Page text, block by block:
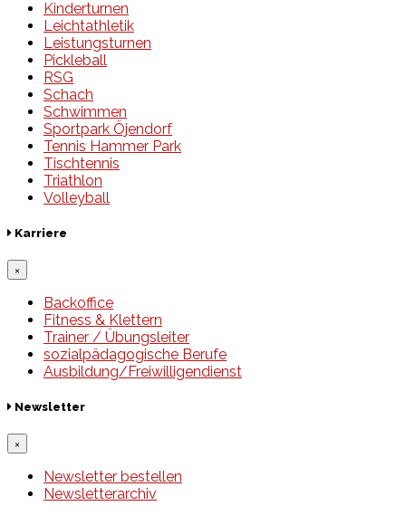
Kinderturnen
Leichtathletik
Leistungsturnen
Pickleball
RSG
Schach
Schwimmen
Sportpark Öjendorf
Tennis Hammer Park
Tischtennis
Triathlon
Volleyball
Karriere
×
Backoffice
Fitness & Klettern
Trainer / Übungsleiter
sozialpädagogische Berufe
Ausbildung/Freiwilligendienst
Newsletter
×
Newsletter bestellen
Newsletterarchiv